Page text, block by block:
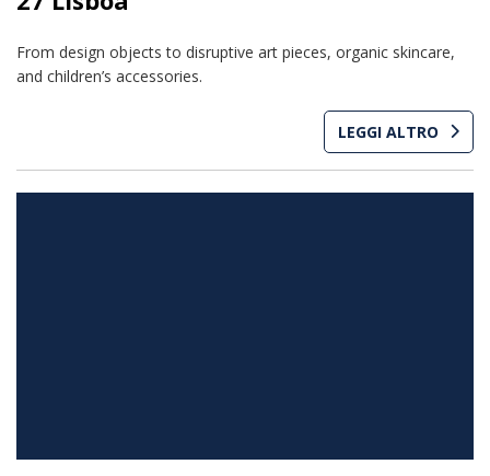
From design objects to disruptive art pieces, organic skincare,
and children’s accessories.
LEGGI ALTRO